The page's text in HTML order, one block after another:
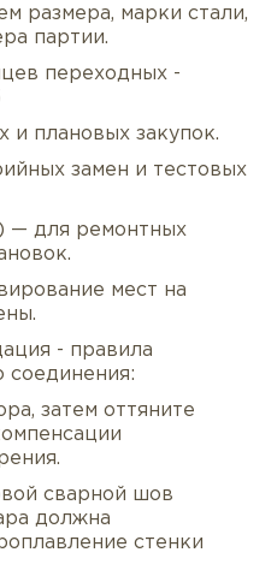
размера, марки стали,
партии.
переходных -
и плановых закупок.
замен и тестовых
— для ремонтных
мест на
- правила
соединения:
затем оттяните
сварной шов
должна
стенки